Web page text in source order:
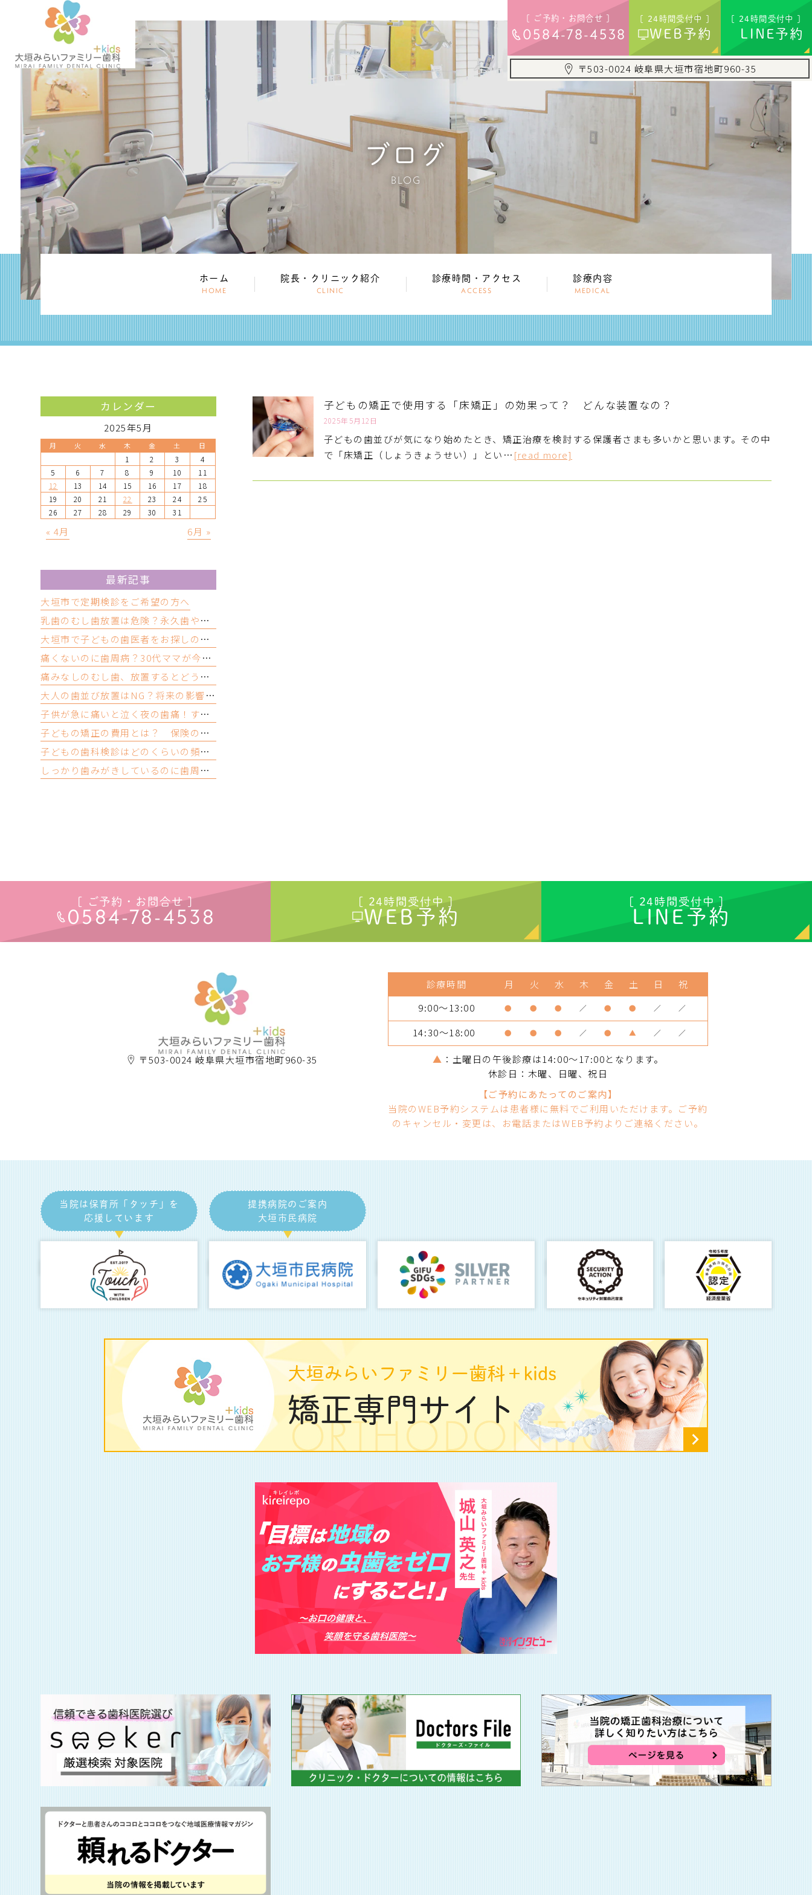
[ ご予約・お問合せ ]
0584-78-4538
[ 24時間受付中 ]
WEB予約
[ 24時間受付中 ]
LINE予約
〒503-0024 岐阜県大垣市宿地町960-35
ブログ
BLOG
ホーム
HOME
院長・クリニック紹介
CLINIC
診療時間・アクセス
ACCESS
診療内容
MEDICAL
子どもの矯正で使用する「床矯正」の効果って？ どんな装置なの？
2025年5月12日
子どもの歯並びが気になり始めたとき、矯正治療を検討する保護者さまも多いかと思います。その中
で「床矯正（しょうきょうせい）」とい… [read more]
カレンダー
2025年5月
月 火 水 木 金 土 日
1 2 3
4
5
6 7 8 9 10
11
12
13 14 15 16 17
18
19
20 21 22 23 24
25
26
27 28 29 30 31
« 4月 6月 »
最新記事
大垣市で定期検診をご希望の方へ
乳歯のむし歯放置は危険？永久歯や歯並びへの影響と受診の目安
大垣市で子どもの歯医者をお探しの方へ｜歯医者嫌いにならないために大切なこと
痛くないのに歯周病？30代ママが今すぐできるセルフチェックと受診目安
痛みなしのむし歯、放置するとどうなる？忙しいママが受診すべき理由
大人の歯並び放置はNG？将来の影響・リスクと今できるむし歯予防
子供が急に痛いと泣く夜の歯痛！すぐできる応急処置と受診の目安
子どもの矯正の費用とは？ 保険の適用と値段の相場について
子どもの歯科検診はどのくらいの頻度？ 歯医者では何をする？
しっかり歯みがきしているのに歯周病？ 歯ぎしりや食いしばりも原因って本当？
[ ご予約・お問合せ ]
0584-78-4538
[ 24時間受付中 ]
WEB予約
[ 24時間受付中 ]
LINE予約
〒503-0024 岐阜県大垣市宿地町960-35
診療時間 月 火 水 木 金 土 日
祝
9:00～13:00
● ● ● ／ ● ● ／ ／
14:30～18:00 ● ● ● ／ ● ▲ ／ ／
▲ ：土曜日の午後診療は14:00～17:00となります。
休診日：木曜、日曜、祝日
【ご予約にあたってのご案内】
当院のWEB予約システムは患者様に無料でご利用いただけます。ご予約
のキャンセル・変更は、お電話またはWEB予約よりご連絡ください。
当院は保育所「タッチ」を
応援しています
提携病院のご案内
大垣市民病院